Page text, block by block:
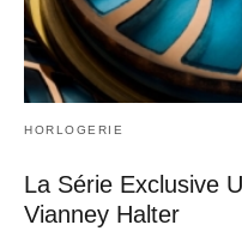
HORLOGERIE
La Série Exclusive
Vianney Halter